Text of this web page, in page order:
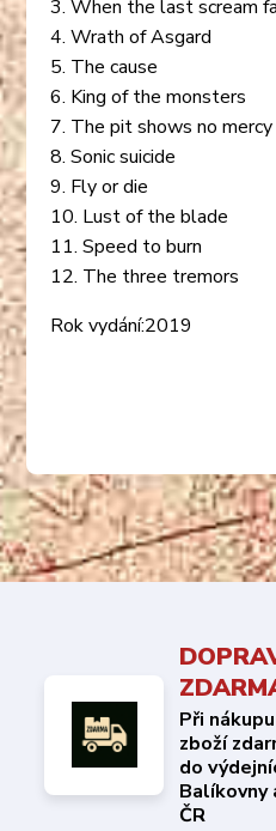
3. When the last scream
4. Wrath of Asgard
5. The cause
6. King of the monsters
7. The pit shows no mercy
8. Sonic suicide
9. Fly or die
10. Lust of the blade
11. Speed to burn
12. The three tremors
Rok vydání:2019
Při
zboží
do
Balíkovny
ČR